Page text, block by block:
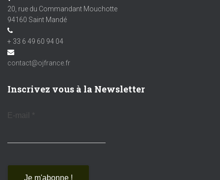
20, rue du Commandant Mouchotte
94160 Saint Mandé
+ 33 6 49 60 94 04
contact@ojfrance.fr
Inscrivez vous à la Newsletter
E-mail *